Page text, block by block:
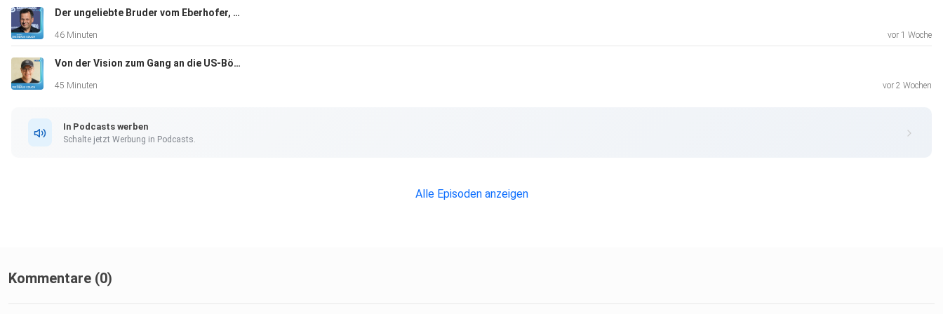
Der ungeliebte Bruder vom Eberhofer, Gerhard Wittmann, Schauspieler, "Ich hatte keinen Plan B"
46 Minuten vor 1 Woche
Von der Vision zum Gang an die US-Börse, Markus Pflitsch, Tech-Unternehmer, "Kein Plan B, that’s me"
45 Minuten vor 2 Wochen
In Podcasts werben
Schalte jetzt Werbung in Podcasts.
Alle Episoden anzeigen
Kommentare (0)